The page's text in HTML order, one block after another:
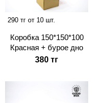
290 тг от 10 шт.
Коробка 150*150*100
Красная + бурое дно
380 тг